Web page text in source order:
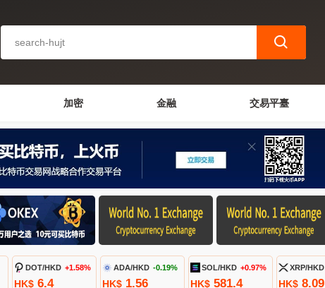
加密 金融 交易平臺
DOT/HKD +1.58%
HK$6.4
ADA/HKD -0.19%
HK$1.56
SOL/HKD +0.97%
HK$ 581.4
XRP/HKD
HK$ 8.09